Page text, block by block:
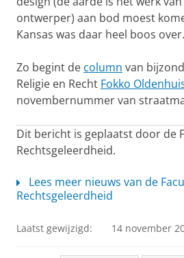
ontwerper) aan bod moest
Kansas was daar heel boos over.
Zo begint de column van
Religie en Recht Fokko
novembernummer van
Dit bericht is geplaatst door de
Rechtsgeleerdheid.
Lees meer nieuws van de
Rechtsgeleerdheid
Laatst gewijzigd: 14 november